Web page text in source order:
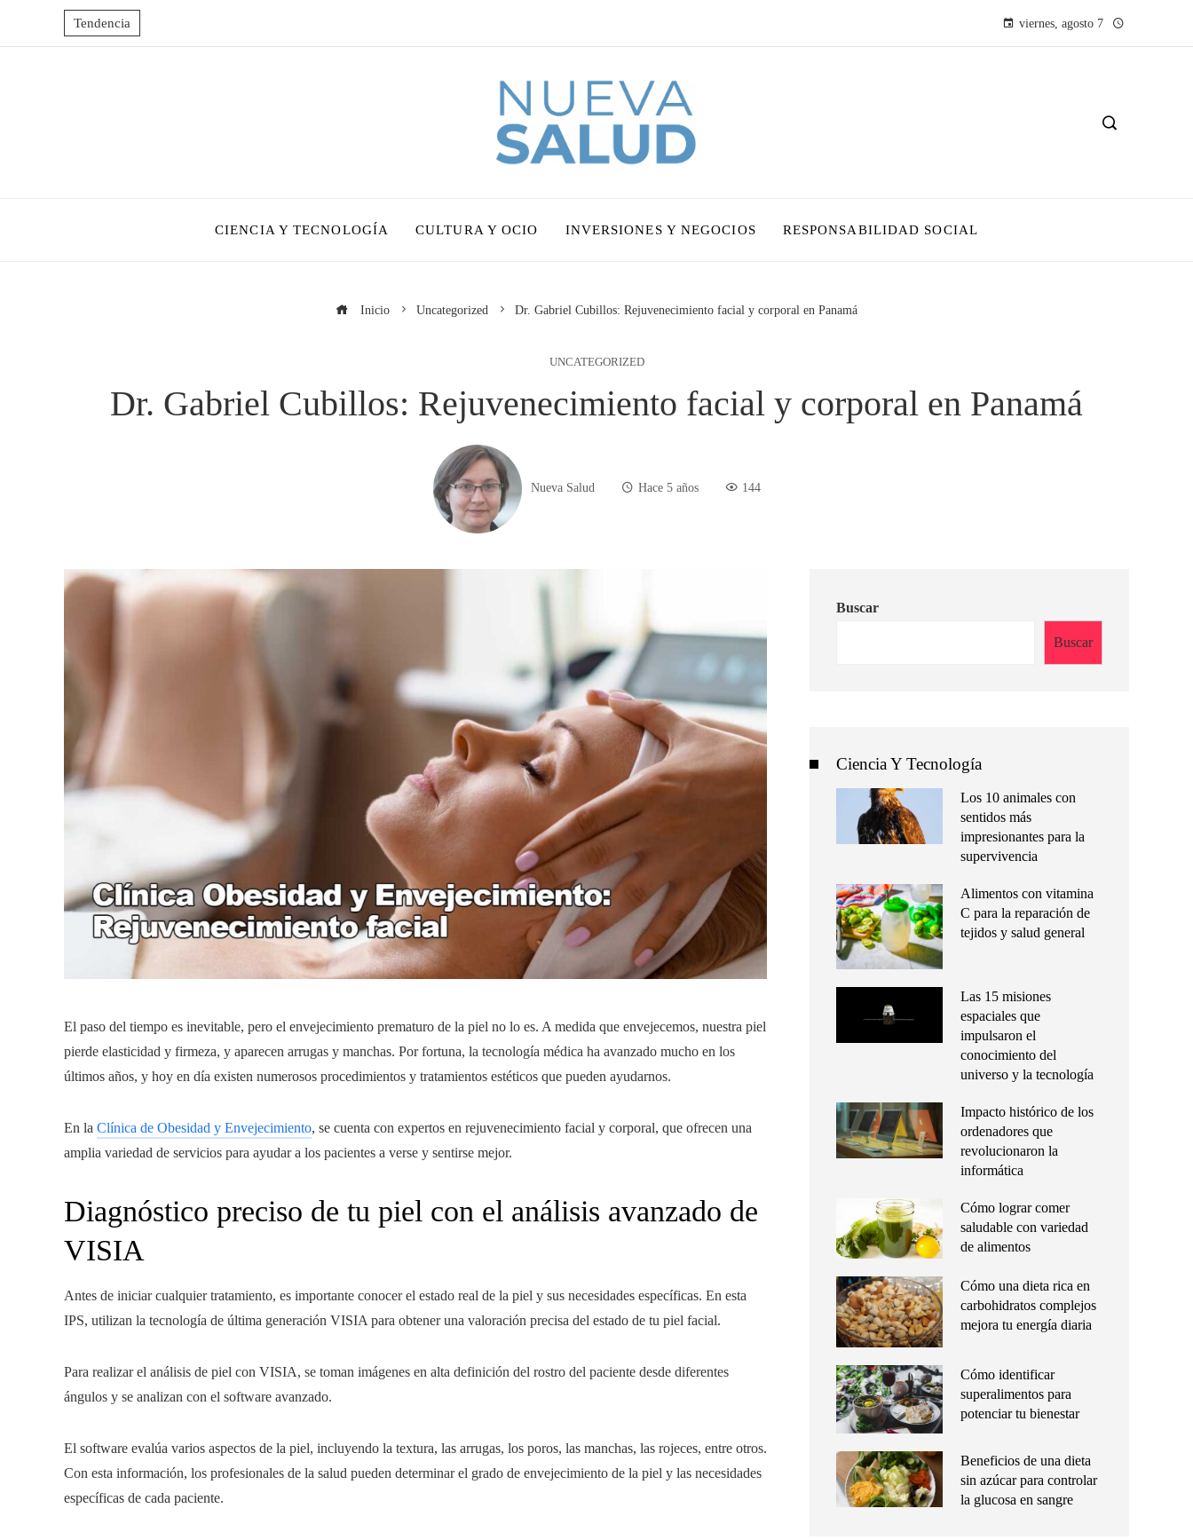
Tendencia viernes, agosto 7
CIENCIA Y TECNOLOGÍA CULTURA Y OCIO INVERSIONES Y NEGOCIOS RESPONSABILIDAD SOCIAL
Inicio Uncategorized Dr. Gabriel Cubillos: Rejuvenecimiento facial y corporal en Panamá
UNCATEGORIZED
Dr. Gabriel Cubillos: Rejuvenecimiento facial y corporal en Panamá
Nueva Salud Hace 5 años 144
El paso del tiempo es inevitable, pero el envejecimiento prematuro de la piel no lo es. A medida que envejecemos, nuestra piel
pierde elasticidad y firmeza, y aparecen arrugas y manchas. Por fortuna, la tecnología médica ha avanzado mucho en los
últimos años, y hoy en día existen numerosos procedimientos y tratamientos estéticos que pueden ayudarnos.
En la Clínica de Obesidad y Envejecimiento, se cuenta con expertos en rejuvenecimiento facial y corporal, que ofrecen una
amplia variedad de servicios para ayudar a los pacientes a verse y sentirse mejor.
Diagnóstico preciso de tu piel con el análisis avanzado de
VISIA
Antes de iniciar cualquier tratamiento, es importante conocer el estado real de la piel y sus necesidades específicas. En esta
IPS, utilizan la tecnología de última generación VISIA para obtener una valoración precisa del estado de tu piel facial.
Para realizar el análisis de piel con VISIA, se toman imágenes en alta definición del rostro del paciente desde diferentes
ángulos y se analizan con el software avanzado.
El software evalúa varios aspectos de la piel, incluyendo la textura, las arrugas, los poros, las manchas, las rojeces, entre otros.
Con esta información, los profesionales de la salud pueden determinar el grado de envejecimiento de la piel y las necesidades
específicas de cada paciente.
Buscar
Buscar
Ciencia Y Tecnología
Los 10 animales con
sentidos más
impresionantes para la
supervivencia
Alimentos con vitamina
C para la reparación de
tejidos y salud general
Las 15 misiones
espaciales que
impulsaron el
conocimiento del
universo y la tecnología
Impacto histórico de los
ordenadores que
revolucionaron la
informática
Cómo lograr comer
saludable con variedad
de alimentos
Cómo una dieta rica en
carbohidratos complejos
mejora tu energía diaria
Cómo identificar
superalimentos para
potenciar tu bienestar
Beneficios de una dieta
sin azúcar para controlar
la glucosa en sangre